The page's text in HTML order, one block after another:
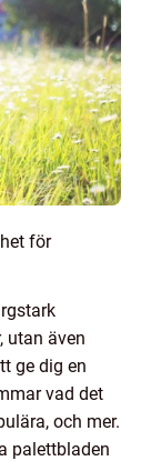
för
utan även
ge dig en
vad det
och mer.
palettbladen